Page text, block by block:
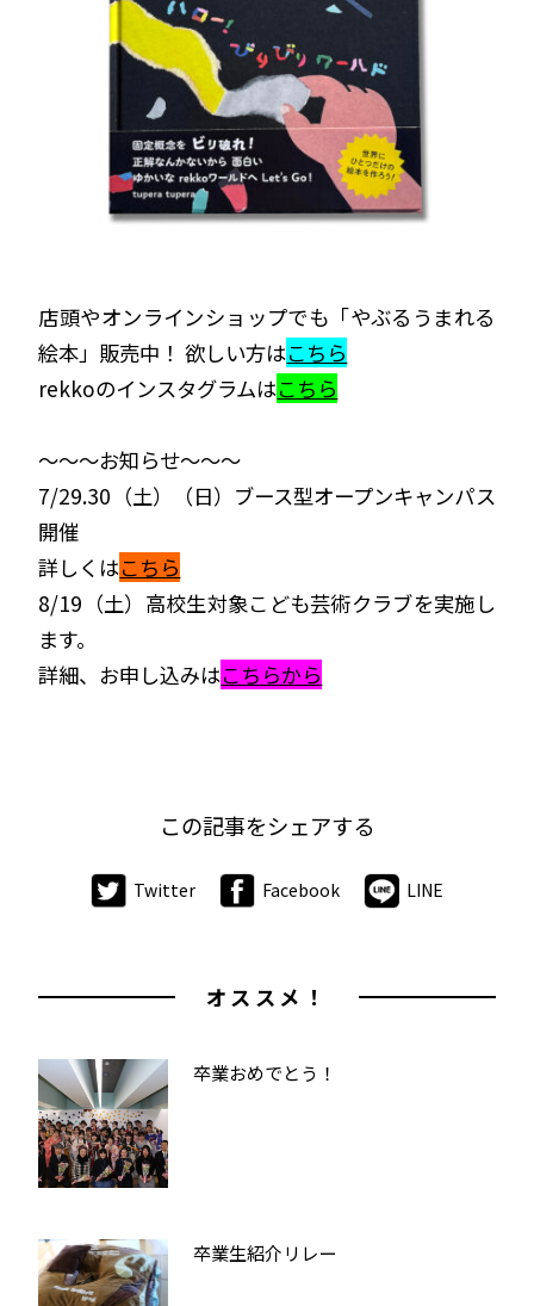
店頭やオンラインショップでも「やぶるうまれる
絵本」販売中！ 欲しい方はこちら
rekkoのインスタグラムはこちら
～～～お知らせ～～～
7/29.30（土）（日）ブース型オープンキャンパス
開催
詳しくはこちら
8/19（土）高校生対象こども芸術クラブを実施し
ます。
詳細、お申し込みはこちらから
この記事をシェアする
Twitter Facebook LINE
オススメ！
卒業おめでとう！
卒業生紹介リレー